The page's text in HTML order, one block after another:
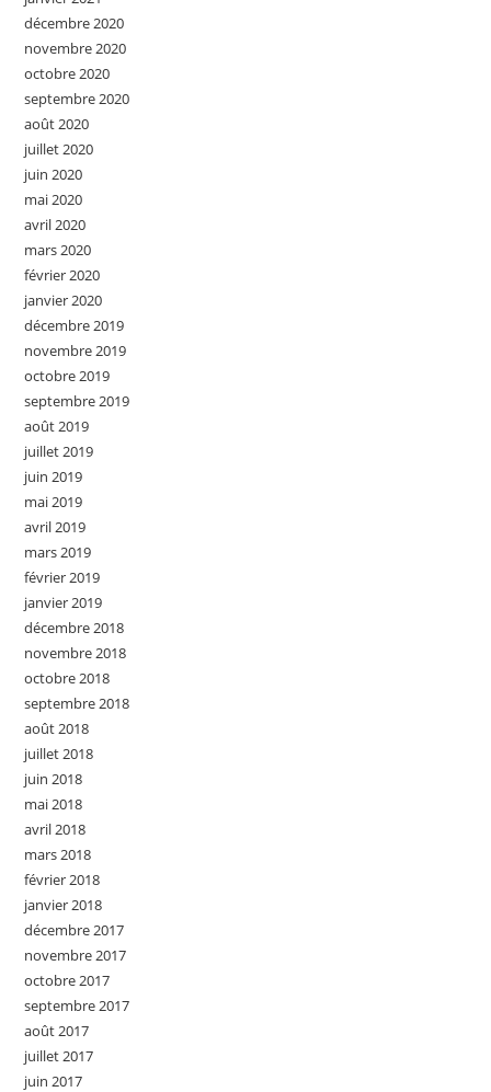
décembre 2020
novembre 2020
octobre 2020
septembre 2020
août 2020
juillet 2020
juin 2020
mai 2020
avril 2020
mars 2020
février 2020
janvier 2020
décembre 2019
novembre 2019
octobre 2019
septembre 2019
août 2019
juillet 2019
juin 2019
mai 2019
avril 2019
mars 2019
février 2019
janvier 2019
décembre 2018
novembre 2018
octobre 2018
septembre 2018
août 2018
juillet 2018
juin 2018
mai 2018
avril 2018
mars 2018
février 2018
janvier 2018
décembre 2017
novembre 2017
octobre 2017
septembre 2017
août 2017
juillet 2017
juin 2017